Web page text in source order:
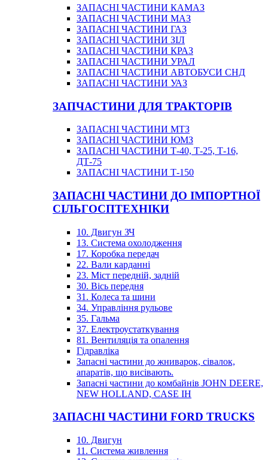
ЗАПАСНІ ЧАСТИНИ КАМАЗ
ЗАПАСНІ ЧАСТИНИ МАЗ
ЗАПАСНІ ЧАСТИНИ ГАЗ
ЗАПАСНІ ЧАСТИНИ ЗІЛ
ЗАПАСНІ ЧАСТИНИ КРАЗ
ЗАПАСНІ ЧАСТИНИ УРАЛ
ЗАПАСНІ ЧАСТИНИ АВТОБУСИ СНД
ЗАПАСНІ ЧАСТИНИ УАЗ
ЗАПЧАСТИНИ ДЛЯ ТРАКТОРІВ
ЗАПАСНІ ЧАСТИНИ МТЗ
ЗАПАСНІ ЧАСТИНИ ЮМЗ
ЗАПАСНІ ЧАСТИНИ Т-40, Т-25, Т-16,
ДТ-75
ЗАПАСНІ ЧАСТИНИ Т-150
ЗАПАСНІ ЧАСТИНИ ДО ІМПОРТНОЇ
СІЛЬГОСПТЕХНІКИ
10. Двигун ЗЧ
13. Система охолодження
17. Коробка передач
22. Вали карданні
23. Міст передній, задній
30. Вісь передня
31. Колеса та шини
34. Управління рульове
35. Гальма
37. Електроустаткування
81. Вентиляція та опалення
Гідравліка
Запасні частини до жниварок, сівалок,
апаратів, що висівають.
Запасні частини до комбайнів JOHN DEERE,
NEW HOLLAND, CASE IH
ЗАПАСНІ ЧАСТИНИ FORD TRUCKS
10. Двигун
11. Система живлення